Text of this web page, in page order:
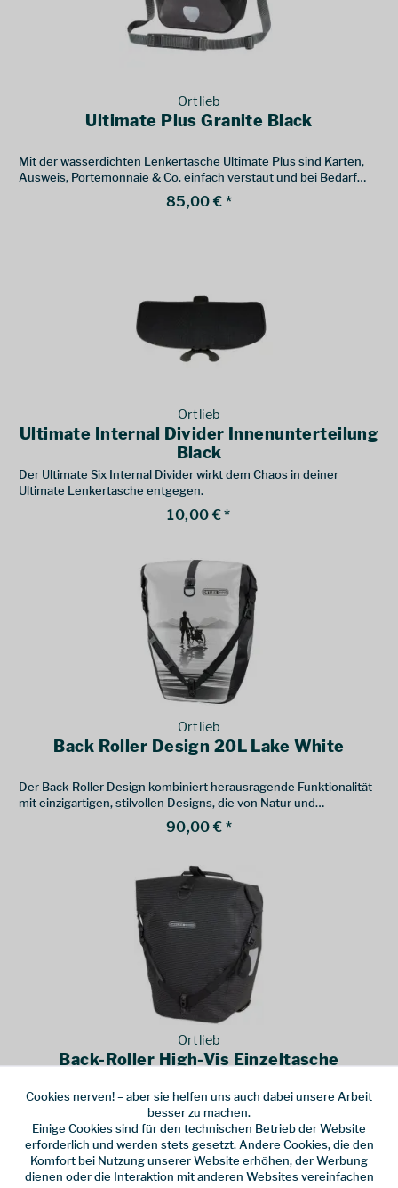
Ortlieb
Ultimate Plus Granite Black
Mit der wasserdichten Lenkertasche Ultimate Plus sind Karten,
Ausweis, Portemonnaie & Co. einfach verstaut und bei Bedarf
85,00 € *
Ortlieb
Ultimate Internal Divider Innenunterteilung
Black
Der Ultimate Six Internal Divider wirkt dem Chaos in deiner
Ultimate Lenkertasche entgegen.
10,00 € *
Ortlieb
Back Roller Design 20L Lake White
Der Back-Roller Design kombiniert herausragende Funktionalität
mit einzigartigen, stilvollen Designs, die von Natur und
Fahrradkultur inspiriert sind.90,00 € *
Ortlieb
Back-Roller High-Vis Einzeltasche
Komplett reflektierend und absolut Wasserdicht ohne PFC -
135,00 € *
Cookies nerven! – aber sie helfen uns auch dabei unsere Arbeit
besser zu machen.
Einige Cookies sind für den technischen Betrieb der Website
erforderlich und werden stets gesetzt. Andere Cookies, die den
Komfort bei Nutzung unserer Website erhöhen, der Werbung
dienen oder die Interaktion mit anderen Websites vereinfachen